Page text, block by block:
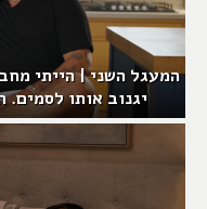
המעגל השני | הייתי
יגנוב אותו